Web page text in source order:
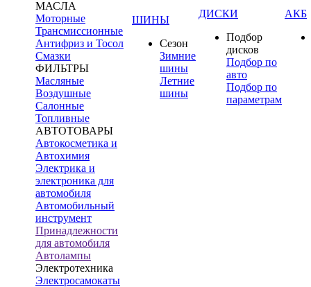
МАСЛА
Моторные
Трансмиссионные
Антифриз и Тосол
Смазки
ФИЛЬТРЫ
Масляные
Воздушные
Салонные
Топливные
АВТОТОВАРЫ
Автокосметика и
Автохимия
Электрика и
электроника для
автомобиля
Автомобильный
инструмент
Принадлежности
для автомобиля
Автолампы
Электротехника
Электросамокаты
ШИНЫ
Сезон
Зимние
шины
Летние
шины
ДИСКИ
Подбор
дисков
Подбор по
авто
Подбор по
параметрам
АКБ